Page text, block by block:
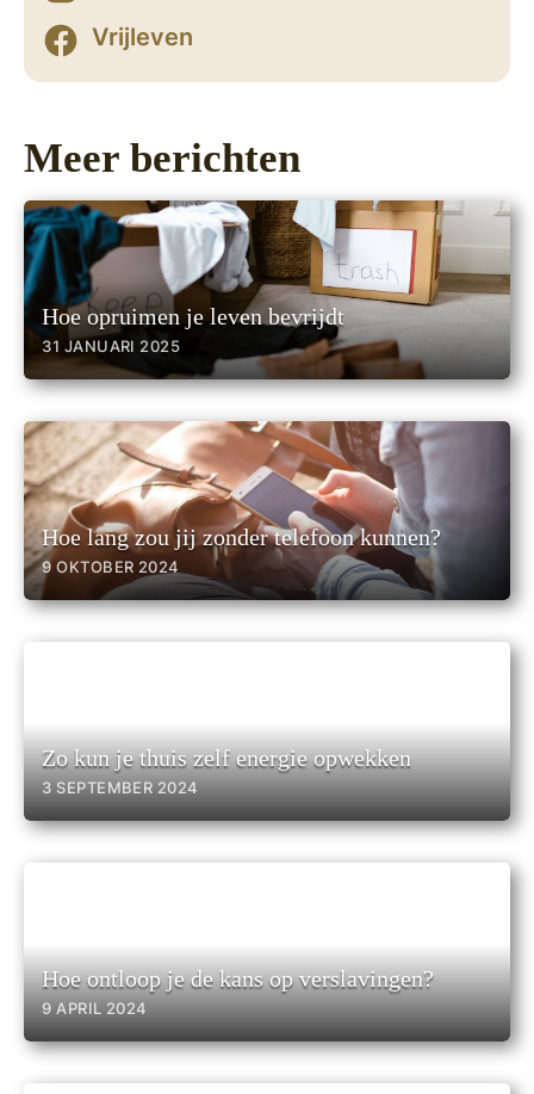
Vrijleven
Meer berichten
Hoe opruimen je leven bevrijdt
31 JANUARI 2025
Hoe lang zou jij zonder telefoon kunnen?
9 OKTOBER 2024
Zo kun je thuis zelf energie opwekken
3 SEPTEMBER 2024
Hoe ontloop je de kans op verslavingen?
9 APRIL 2024